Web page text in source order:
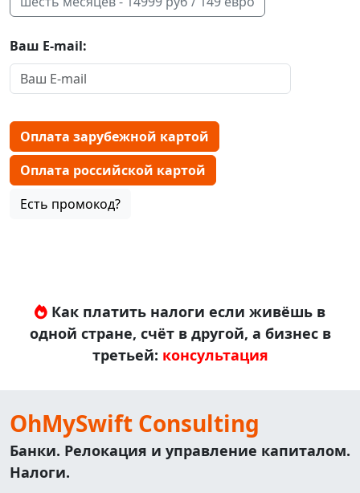
Ваш E-mail:
Оплата зарубежной картой
Оплата российской картой
Есть промокод?
Как платить налоги если живёшь в
одной стране, счёт в другой, а бизнес в
третьей: консультация
OhMySwift Consulting
Банки. Релокация и управление капиталом.
Налоги.